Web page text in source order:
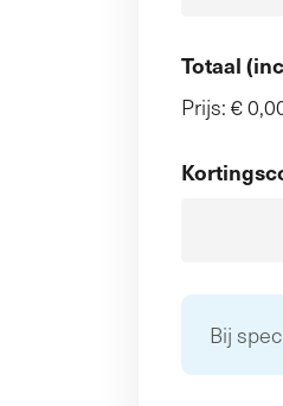
Totaal
Prijs: €
Bij